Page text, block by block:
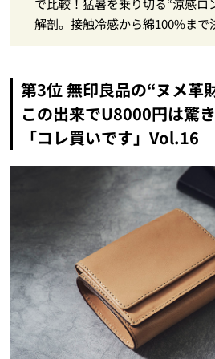
で比較！猛暑を乗り切る“涼感ロ
解剖。接触冷感から綿100%まで
第3位 無印良品の“ヌメ革
この出来でU8000円は驚
「コレ買いです」Vol.16